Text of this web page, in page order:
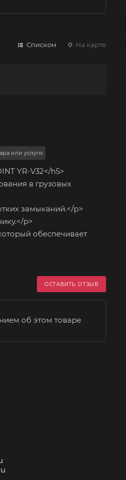
Списком На карте
или услуги.
YR-V32</h5>
в грузовых
замыканий.</p>
p>
обеспечивает
ОСТАВИТЬ ОТЗЫВ
об этом товаре